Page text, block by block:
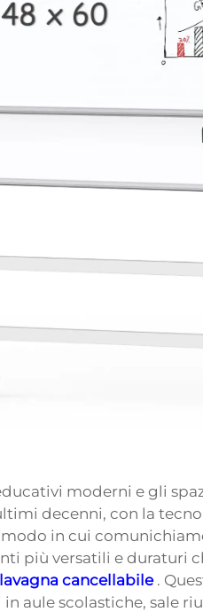
moderni e gli
decenni, con la
in cui
più versatili e duraturi
lavagna cancellabile .
aule scolastiche, sale